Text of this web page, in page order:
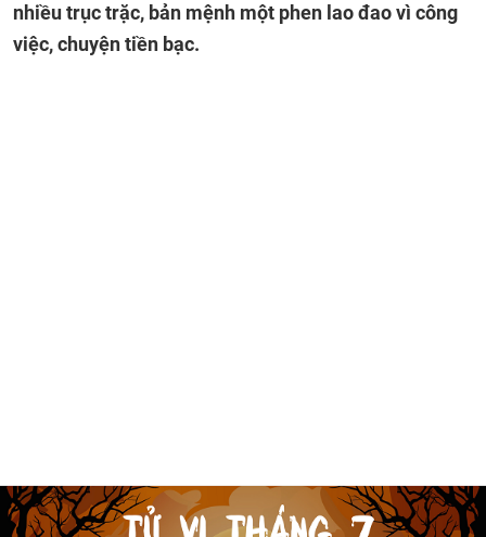
nhiều trục trặc, bản mệnh một phen lao đao vì công
việc, chuyện tiền bạc.